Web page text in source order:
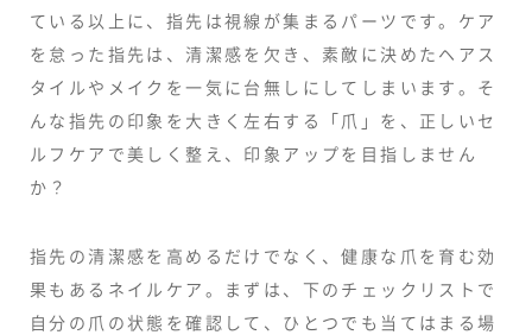
ている以上に、指先は視線が集まるパーツです。ケア
を怠った指先は、清潔感を欠き、素敵に決めたヘアス
タイルやメイクを一気に台無しにしてしまいます。そ
んな指先の印象を大きく左右する「爪」を、正しいセ
ルフケアで美しく整え、印象アップを目指しません
か？
指先の清潔感を高めるだけでなく、健康な爪を育む効
果もあるネイルケア。まずは、下のチェックリストで
自分の爪の状態を確認して、ひとつでも当てはまる場